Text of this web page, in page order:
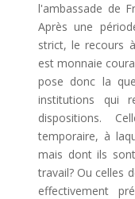
l'ambassade de
Après une
strict, le recours
est monnaie
pose donc la
institutions qui
dispositions.
temporaire, à
mais dont ils
travail? Ou celles
effectivement